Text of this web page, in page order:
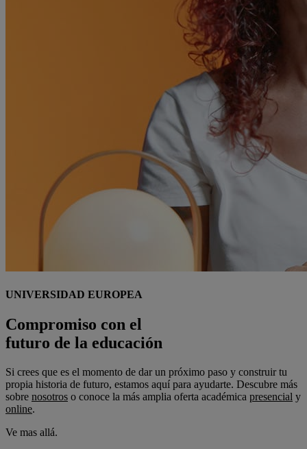
UNIVERSIDAD EUROPEA
Compromiso con el
futuro de la educación
Si crees que es el momento de dar un próximo paso y construir tu
propia historia de futuro, estamos aquí para ayudarte. Descubre más
sobre nosotros o conoce la más amplia oferta académica presencial y
online.
Ve mas allá.